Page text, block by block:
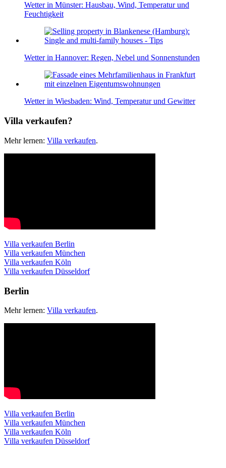
Wetter in Münster: Hausbau, Wind, Temperatur und
Feuchtigkeit
Wetter in Hannover: Regen, Nebel und Sonnenstunden
Wetter in Wiesbaden: Wind, Temperatur und Gewitter
Villa verkaufen?
Mehr lernen: Villa verkaufen.
Villa verkaufen Berlin
Villa verkaufen München
Villa verkaufen Köln
Villa verkaufen Düsseldorf
Berlin
Mehr lernen: Villa verkaufen.
Villa verkaufen Berlin
Villa verkaufen München
Villa verkaufen Köln
Villa verkaufen Düsseldorf